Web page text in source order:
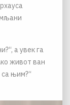
а увек га
живот ван
њим?“